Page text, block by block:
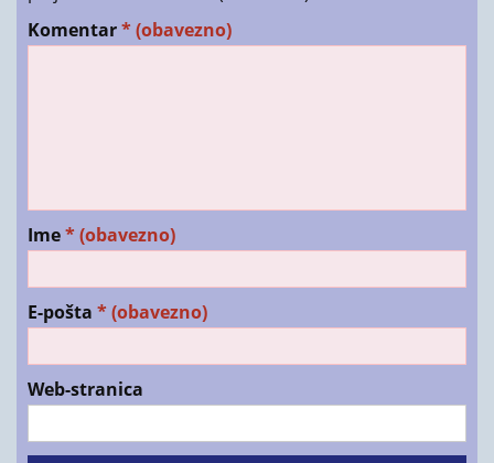
Komentar* (obavezno)
Ime* (obavezno)
E-pošta * (obavezno)
Web-stranica